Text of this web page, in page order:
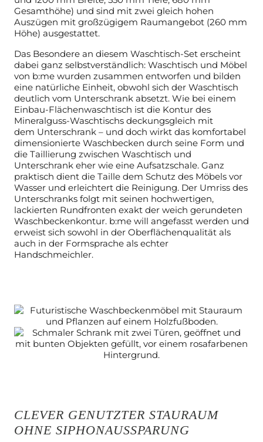
Gesamthöhe) und sind mit zwei gleich hohen
Auszügen mit großzügigem Raumangebot (260 mm
Höhe) ausgestattet.
Das Besondere an diesem Waschtisch-Set erscheint
dabei ganz selbstverständlich: Waschtisch und Möbel
von b:me wurden zusammen entworfen und bilden
eine natürliche Einheit, obwohl sich der Waschtisch
deutlich vom Unterschrank absetzt. Wie bei einem
Einbau-Flächenwaschtisch ist die Kontur des
Mineralguss-Waschtischs deckungsgleich mit
dem Unterschrank – und doch wirkt das komfortabel
dimensionierte Waschbecken durch seine Form und
die Taillierung zwischen Waschtisch und
Unterschrank eher wie eine Aufsatzschale. Ganz
praktisch dient die Taille dem Schutz des Möbels vor
Wasser und erleichtert die Reinigung. Der Umriss des
Unterschranks folgt mit seinen hochwertigen,
lackierten Rundfronten exakt der weich gerundeten
Waschbeckenkontur. b:me will angefasst werden und
erweist sich sowohl in der Oberflächenqualität als
auch in der Formsprache als echter
Handschmeichler.
CLEVER GENUTZTER STAURAUM
OHNE SIPHONAUSSPARUNG